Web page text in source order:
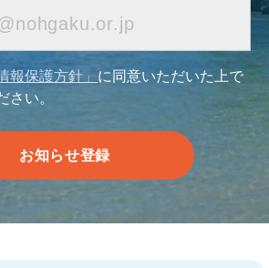
報保護方針」に同意いただいた上で
さい。